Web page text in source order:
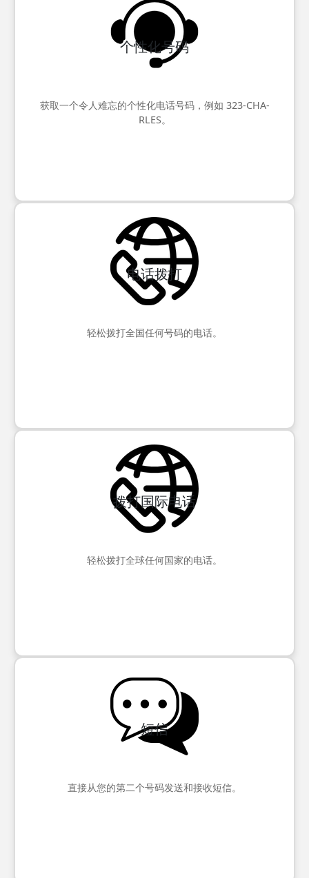
个性化号码
获取一个令人难忘的个性化电话号码，例如 323-CHA-
RLES。
电话拨打
轻松拨打全国任何号码的电话。
拨打国际电话
轻松拨打全球任何国家的电话。
短信
直接从您的第二个号码发送和接收短信。